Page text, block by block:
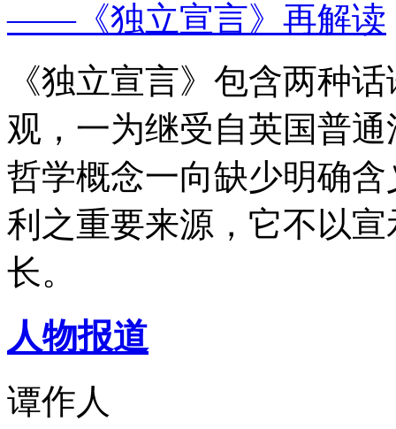
——《独立宣言》再解读
《独立宣言》包含两种
观，一为继受自英国普
哲学概念一向缺少明确
利之重要来源，它不以
长。
人物报道
谭作人